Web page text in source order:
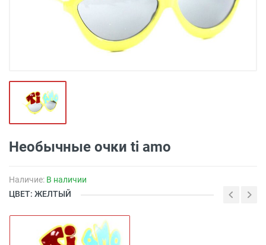
Необычные очки ti amo
Наличие: В наличии
ЦВЕТ: ЖЕЛТЫЙ